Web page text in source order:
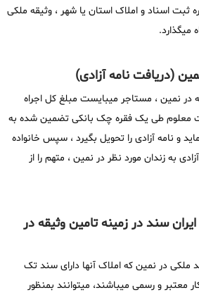
ثبت اسناد و املاک استان یا شهر ، وثیقه ملکی
میگذارد.
در نمین ، مستاجر میبایست مبلغ کل اجراه
معلوم طی یک فقره چک بانکی تضمین شده به
و نامه آزادی را تحویل بگیرد ، سپس خانواده
به زندان مورد نظر در نمین ، متهم را از
سند در زمینه تامین وثیقه در
ملکی در نمین که املاک آنها دارای سند تک
کار معتبر و رسمی میباشند، میتوانند بمنظور